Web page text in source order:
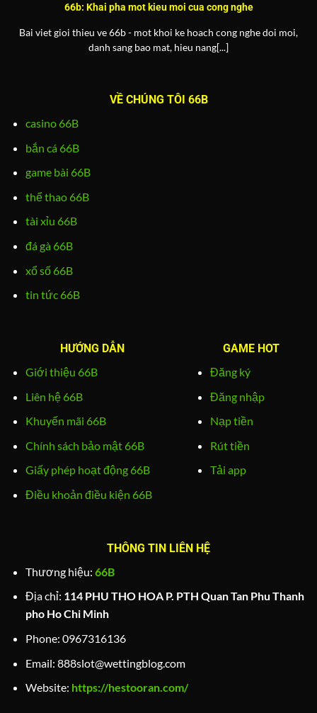
66b: Khai pha mot kieu moi cua cong nghe
Bai viet gioi thieu ve 66b - mot khoi ke hoach cong nghe doi moi,
danh sang bao mat, hieu nang[...]
VỀ CHÚNG TÔI 66B
casino 66B
bắn cá 66B
game bài 66B
thể thao 66B
tài xỉu 66B
đá gà 66B
xổ số 66B
tin tức 66B
HƯỚNG DẪN
Giới thiệu 66B
Liên hệ 66B
Khuyến mãi 66B
Chính sách bảo mật 66B
Giấy phép hoạt động 66B
Điều khoản điều kiện 66B
GAME HOT
Đăng ký
Đăng nhập
Nạp tiền
Rút tiền
Tải app
THÔNG TIN LIÊN HỆ
Thương hiệu: 66B
Địa chỉ: 114 PHU THO HOA P. PTH Quan Tan Phu Thanh
pho Ho Chi Minh
Phone: 0967316136
Email: 888slot@wettingblog.com
Website: https://hestooran.com/